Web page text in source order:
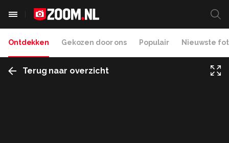
Ontdekken Gekozen door ons Populair Nieuwste
Terug naar overzicht